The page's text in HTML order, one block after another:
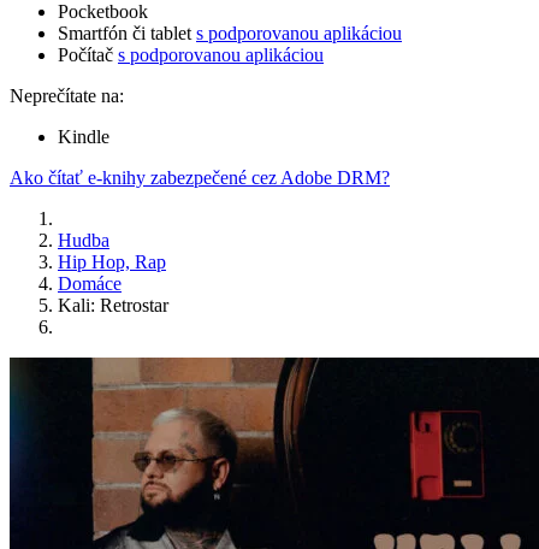
Pocketbook
Smartfón či tablet s podporovanou aplikáciou
Počítač s podporovanou aplikáciou
Neprečítate na:
Kindle
Ako čítať e-knihy zabezpečené cez Adobe DRM?
Hudba
Hip Hop, Rap
Domáce
Kali: Retrostar